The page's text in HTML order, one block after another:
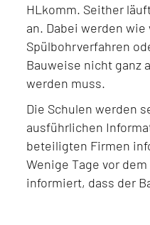
HLkomm. Seither
an. Dabei werden
Spülbohrverfahren
Bauweise nicht ganz
werden muss.
Die Schulen werden
ausführlichen
beteiligten Firmen
Wenige Tage vor
informiert, dass der